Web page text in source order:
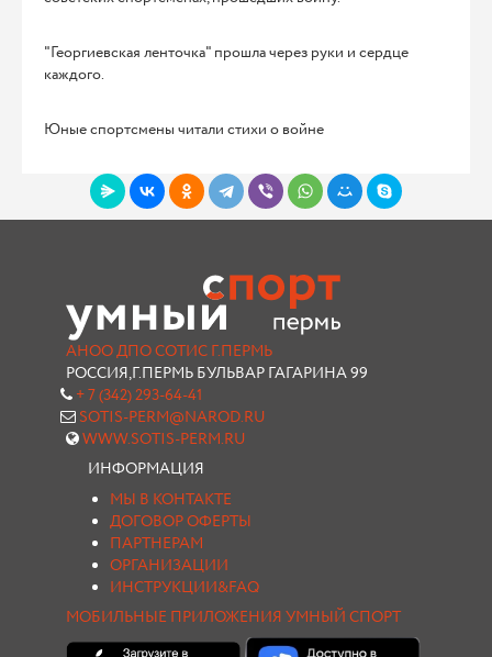
"Георгиевская ленточка" прошла через руки и сердце
каждого.
Юные спортсмены читали стихи о войне
АНОО ДПО СОТИС Г.ПЕРМЬ
РОССИЯ,Г.ПЕРМЬ БУЛЬВАР ГАГАРИНА 99
+ 7 (342) 293-64-41
SOTIS-PERM@NAROD.RU
WWW.SOTIS-PERM.RU
ИНФОРМАЦИЯ
МЫ В КОНТАКТЕ
ДОГОВОР ОФЕРТЫ
ПАРТНЕРАМ
ОРГАНИЗАЦИИ
ИНСТРУКЦИИ&FAQ
МОБИЛЬНЫЕ ПРИЛОЖЕНИЯ УМНЫЙ СПОРТ